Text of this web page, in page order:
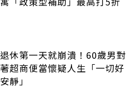
退休第一天就崩潰！60歲男對
著超商便當懷疑人生「一切好
安靜」